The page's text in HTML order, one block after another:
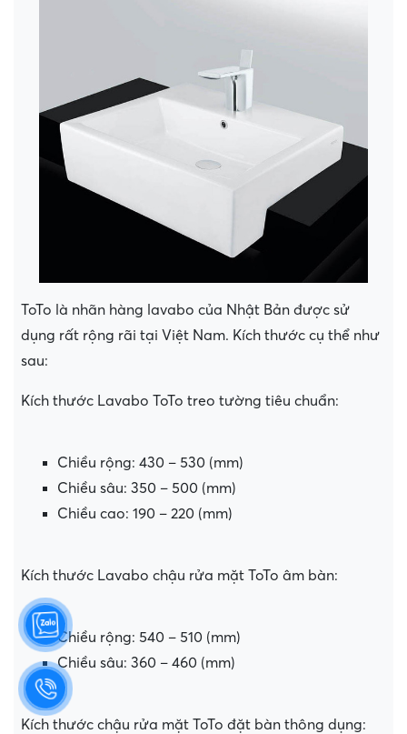
ToTo là nhãn hàng lavabo của Nhật Bản được sử
dụng rất rộng rãi tại Việt Nam. Kích thước cụ thể như
sau:
Kích thước Lavabo ToTo treo tường tiêu chuẩn:
Chiều rộng: 430 – 530 (mm)
Chiều sâu: 350 – 500 (mm)
Chiều cao: 190 – 220 (mm)
Kích thước Lavabo chậu rửa mặt ToTo âm bàn:
Chiều rộng: 540 – 510 (mm)
Chiều sâu: 360 – 460 (mm)
Kích thước chậu rửa mặt ToTo đặt bàn thông dụng: